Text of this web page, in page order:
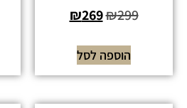
₪299
₪269
הוספה לסל